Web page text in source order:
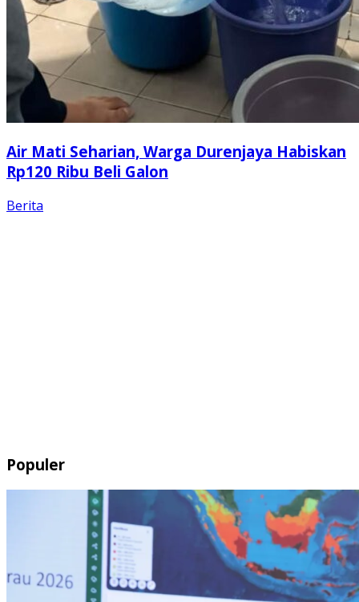
Air Mati Seharian, Warga Durenjaya Habiskan
Rp120 Ribu Beli Galon
Berita
Populer